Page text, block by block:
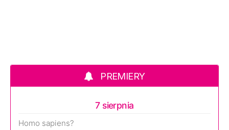
PREMIERY
7 sierpnia
Homo sapiens?